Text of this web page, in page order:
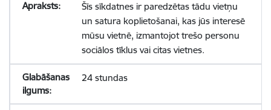
Šīs sīkdatnes ir paredzētas tādu vietņu
un satura koplietošanai, kas jūs interesē
mūsu vietnē, izmantojot trešo personu
sociālos tīklus vai citas vietnes.
24 stundas